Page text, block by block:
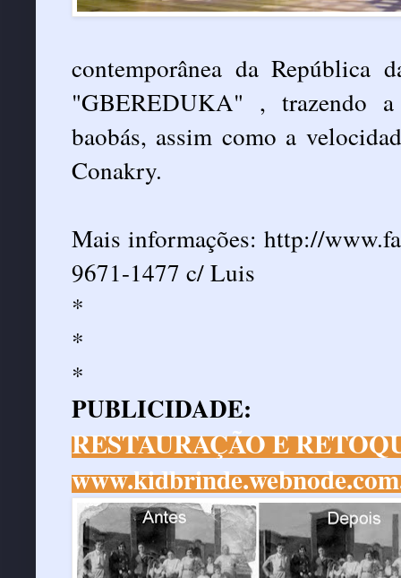
contemporânea da República
"GBEREDUKA" , trazendo a
baobás, assim como a
Conakry.
Mais informações: http://
9671-1477 c/ Luis
*
*
*
PUBLICIDADE:
RESTAURAÇÃO E